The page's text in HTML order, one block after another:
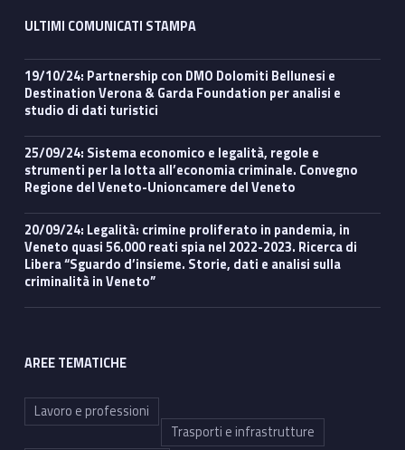
ULTIMI COMUNICATI STAMPA
19/10/24: Partnership con DMO Dolomiti Bellunesi e
Destination Verona & Garda Foundation per analisi e
studio di dati turistici
25/09/24: Sistema economico e legalità, regole e
strumenti per la lotta all’economia criminale. Convegno
Regione del Veneto-Unioncamere del Veneto
20/09/24: Legalità: crimine proliferato in pandemia, in
Veneto quasi 56.000 reati spia nel 2022-2023. Ricerca di
Libera “Sguardo d’insieme. Storie, dati e analisi sulla
criminalità in Veneto”
AREE TEMATICHE
Lavoro e professioni
Trasporti e infrastrutture